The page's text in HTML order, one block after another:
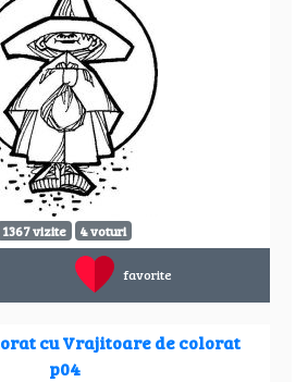
1367 vizite 4 voturi
favorite
cu Vrajitoare de colorat
p04